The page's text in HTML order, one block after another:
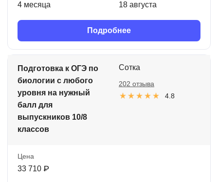
4 месяца 18 августа
Подробнее
Подготовка к ОГЭ по
биологии с любого
уровня на нужный
балл для
выпускников 10/8
классов
Сотка
4.8
202 отзыва
Цена
33 710 ₽